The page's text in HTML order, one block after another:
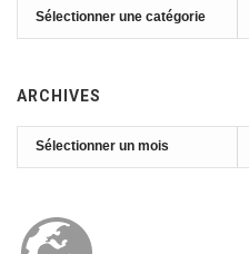
Catégories
ARCHIVES
Archives